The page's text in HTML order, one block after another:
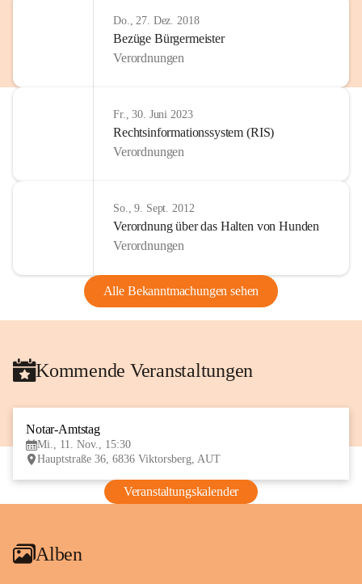
Do., 27. Dez. 2018
Bezüge Bürgermeister
Verordnungen
Fr., 30. Juni 2023
Rechtsinformationssystem (RIS)
Verordnungen
So., 9. Sept. 2012
Verordnung über das Halten von Hunden
Verordnungen
Alle Bekanntmachungen sehen
Kommende Veranstaltungen
Notar-Amtstag
Mi., 11. Nov., 15:30
Hauptstraße 36, 6836 Viktorsberg, AUT
Veranstaltungskalender
Alben